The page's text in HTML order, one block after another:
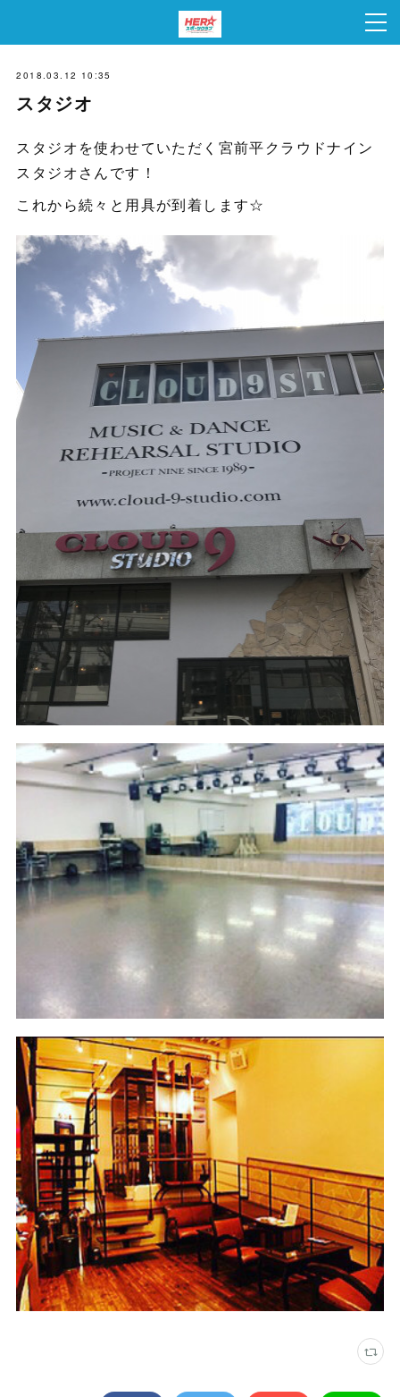
2018.03.12 10:35
スタジオ
スタジオを使わせていただく宮前平クラウドナイン
スタジオさんです！
これから続々と用具が到着します☆